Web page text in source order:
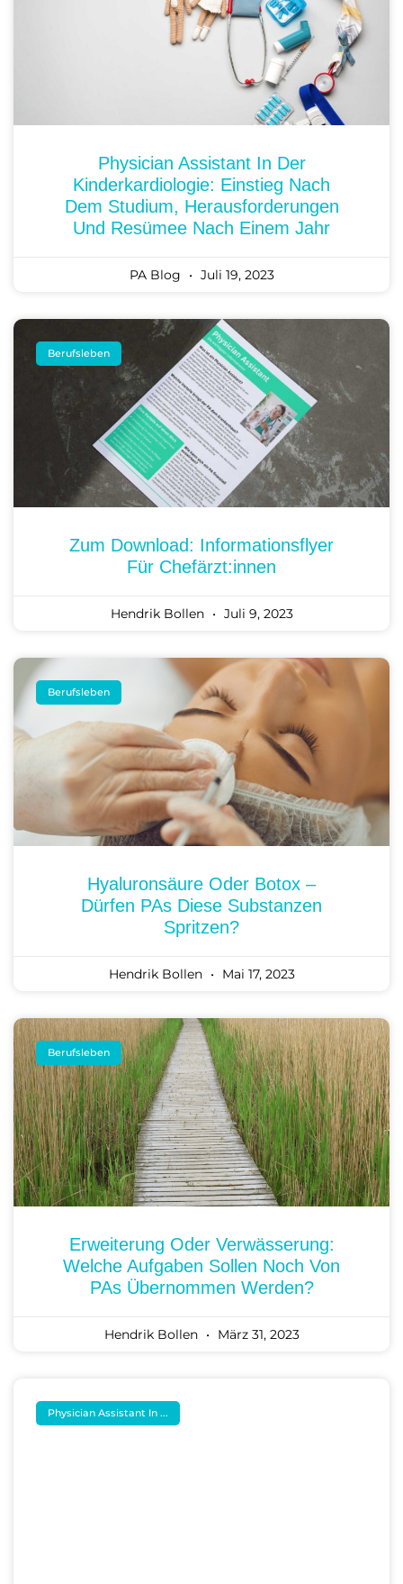
Physician Assistant In Der
Kinderkardiologie: Einstieg Nach
Dem Studium, Herausforderungen
Und Resümee Nach Einem Jahr
PA Blog Juli 19, 2023
Berufsleben
Zum Download: Informationsflyer
Für Chefärzt:innen
Hendrik Bollen Juli 9, 2023
Berufsleben
Hyaluronsäure Oder Botox –
Dürfen PAs Diese Substanzen
Spritzen?
Hendrik Bollen Mai 17, 2023
Berufsleben
Erweiterung Oder Verwässerung:
Welche Aufgaben Sollen Noch Von
PAs Übernommen Werden?
Hendrik Bollen März 31, 2023
Physician Assistant In ...